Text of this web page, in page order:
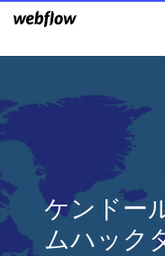
ケンドー
ムハック